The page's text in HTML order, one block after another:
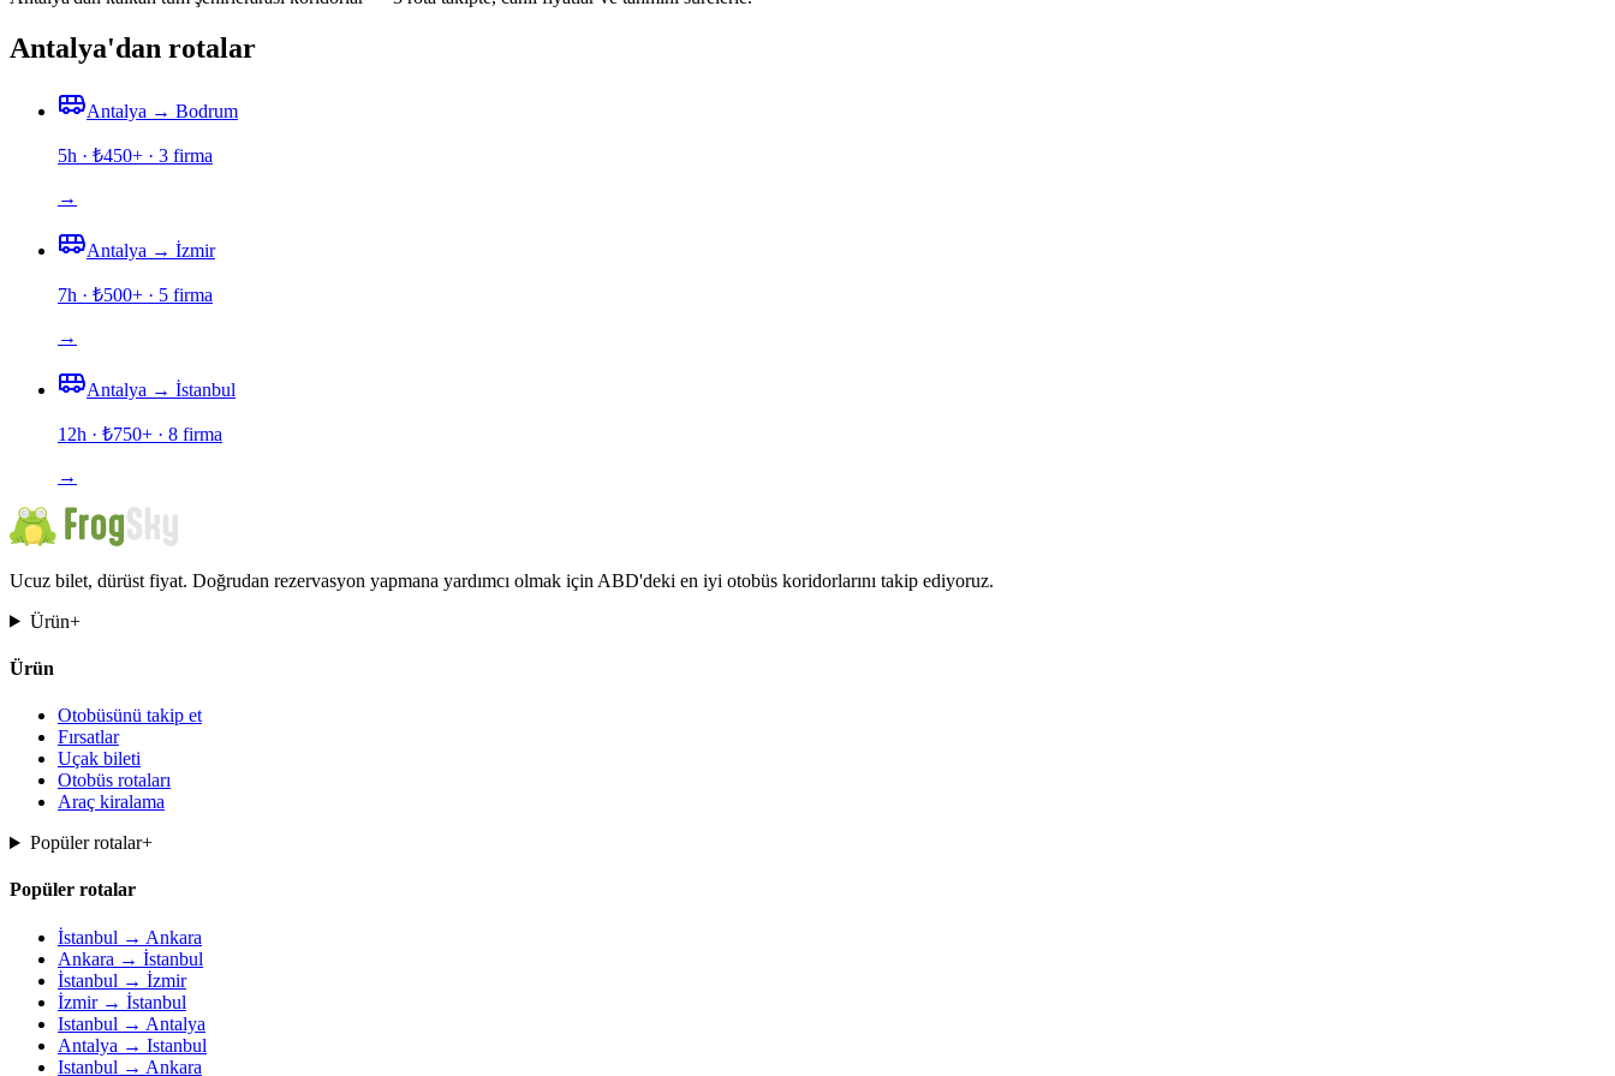
Antalya'dan rotalar
Antalya → Bodrum
5h · ₺450+ · 3 firma
→
Antalya → İzmir
7h · ₺500+ · 5 firma
→
Antalya → İstanbul
12h · ₺750+ · 8 firma
→
Ucuz bilet, dürüst fiyat. Doğrudan rezervasyon yapmana yardımcı olmak için ABD'deki en iyi otobüs koridorlarını takip ediyoruz.
Ürün+
Ürün
Otobüsünü takip et
Fırsatlar
Uçak bileti
Otobüs rotaları
Araç kiralama
Popüler rotalar+
Popüler rotalar
İstanbul → Ankara
Ankara → İstanbul
İstanbul → İzmir
İzmir → İstanbul
Istanbul → Antalya
Antalya → Istanbul
Istanbul → Ankara